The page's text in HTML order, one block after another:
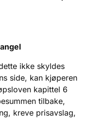
ikke skyldes
side, kan kjøperen
kapittel 6
tilbake,
kreve prisavslag,